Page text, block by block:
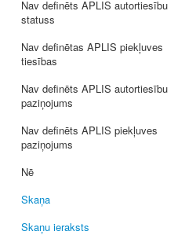
Nav definēts APLIS autortiesību
statuss
Nav definētas APLIS piekļuves
tiesības
Nav definēts APLIS autortiesību
paziņojums
Nav definēts APLIS piekļuves
paziņojums
Nē
Skaņa
Skaņu ieraksts